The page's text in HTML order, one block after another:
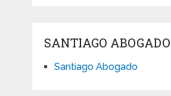
SANTIAGO ABOGADO
Santiago Abogado